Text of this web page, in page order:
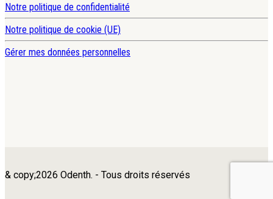
Notre politique de confidentialité
Notre politique de cookie (UE)
Gérer mes données personnelles
& copy;2026 Odenth. - Tous droits réservés